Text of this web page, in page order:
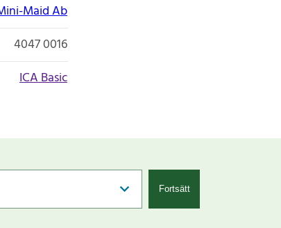
Maid Ab
4047 0016
ICA Basic
Fortsätt